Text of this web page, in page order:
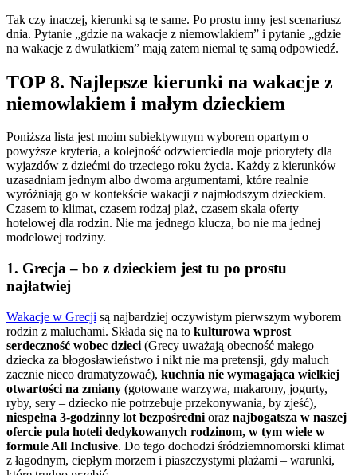
Tak czy inaczej, kierunki są te same. Po prostu inny jest scenariusz
dnia. Pytanie „gdzie na wakacje z niemowlakiem” i pytanie „gdzie
na wakacje z dwulatkiem” mają zatem niemal tę samą odpowiedź.
TOP 8. Najlepsze kierunki na wakacje z
niemowlakiem i małym dzieckiem
Poniższa lista jest moim subiektywnym wyborem opartym o
powyższe kryteria, a kolejność odzwierciedla moje priorytety dla
wyjazdów z dziećmi do trzeciego roku życia. Każdy z kierunków
uzasadniam jednym albo dwoma argumentami, które realnie
wyróżniają go w kontekście wakacji z najmłodszym dzieckiem.
Czasem to klimat, czasem rodzaj plaż, czasem skala oferty
hotelowej dla rodzin. Nie ma jednego klucza, bo nie ma jednej
modelowej rodziny.
1. Grecja – bo z dzieckiem jest tu po prostu
najłatwiej
Wakacje w Grecji są najbardziej oczywistym pierwszym wyborem
rodzin z maluchami. Składa się na to kulturowa wprost
serdeczność wobec dzieci (Grecy uważają obecność małego
dziecka za błogosławieństwo i nikt nie ma pretensji, gdy maluch
zacznie nieco dramatyzować), kuchnia nie wymagająca wielkiej
otwartości na zmiany (gotowane warzywa, makarony, jogurty,
ryby, sery – dziecko nie potrzebuje przekonywania, by zjeść),
niespełna 3-godzinny lot bezpośredni oraz najbogatsza w naszej
ofercie pula hoteli dedykowanych rodzinom, w tym wiele w
formule All Inclusive. Do tego dochodzi śródziemnomorski klimat
z łagodnym, ciepłym morzem i piaszczystymi plażami – warunki,